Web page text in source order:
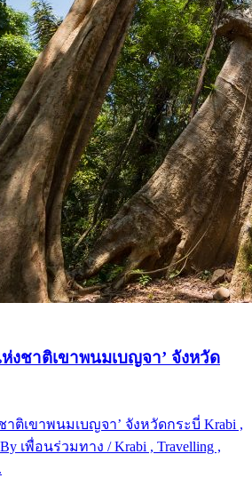
งชาติเขาพนมเบญจา’ จังหวัด
ติเขาพนมเบญจา’ จังหวัดกระบี่ Krabi ,
เพื่อนร่วมทาง / Krabi , Travelling ,